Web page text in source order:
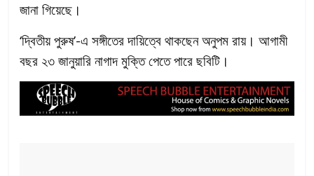
জানা গিয়েছে।
‘দ্বিতীয় পুরুষ’-এ সঙ্গীতের দায়িত্বে থাকছেন অনুপম রায়। আগামী
বছর ২৩ জানুয়ারি নাগাদ মুক্তি পেতে পারে ছবিটি।